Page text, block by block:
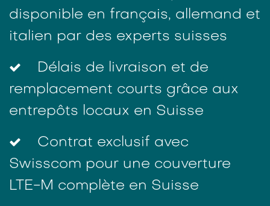
disponible en français, allemand et
italien par des experts suisses
Délais de livraison et de
remplacement courts grâce aux
entrepôts locaux en Suisse
Contrat exclusif avec
Swisscom pour une couverture
LTE-M complète en Suisse